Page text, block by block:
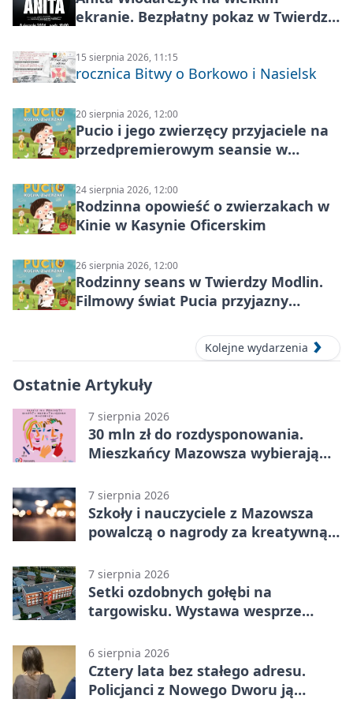
ekranie. Bezpłatny pokaz w Twierdzy
15 sierpnia 2026, 11:15
rocznica Bitwy o Borkowo i Nasielsk
20 sierpnia 2026, 12:00
Pucio i jego zwierzęcy przyjaciele na
przedpremierowym seansie w
24 sierpnia 2026, 12:00
Rodzinna opowieść o zwierzakach w
Kinie w Kasynie Oficerskim
26 sierpnia 2026, 12:00
Rodzinny seans w Twierdzy Modlin.
Filmowy świat Pucia przyjazny
Kolejne wydarzenia
Ostatnie Artykuły
7 sierpnia 2026
30 mln zł do rozdysponowania.
Mieszkańcy Mazowsza wybierają
7 sierpnia 2026
Szkoły i nauczyciele z Mazowsza
powalczą o nagrody za kreatywną
7 sierpnia 2026
Setki ozdobnych gołębi na
targowisku. Wystawa wesprze
6 sierpnia 2026
Cztery lata bez stałego adresu.
Policjanci z Nowego Dworu ją